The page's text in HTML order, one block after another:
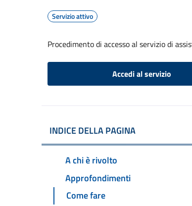
Servizio attivo
Procedimento di accesso al servizio di
Accedi al servizio
INDICE DELLA PAGINA
A chi è rivolto
Approfondimenti
Come fare